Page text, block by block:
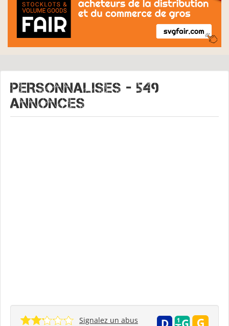
PERSONNALISES - 549
Annonces
Signalez un abus